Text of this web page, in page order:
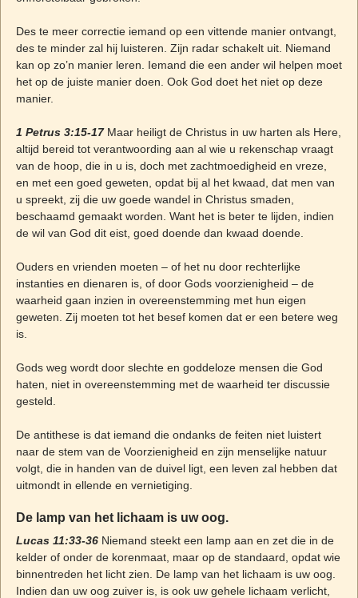
Des te meer correctie iemand op een vittende manier ontvangt,
des te minder zal hij luisteren. Zijn radar schakelt uit. Niemand
kan op zo’n manier leren. Iemand die een ander wil helpen moet
het op de juiste manier doen. Ook God doet het niet op deze
manier.
1 Petrus 3:15-17Maar heiligt de Christus in uw harten als Here,
altijd bereid tot verantwoording aan al wie u rekenschap vraagt
van de hoop, die in u is, doch met zachtmoedigheid en vreze,
en met een goed geweten, opdat bij al het kwaad, dat men van
u spreekt, zij die uw goede wandel in Christus smaden,
beschaamd gemaakt worden. Want het is beter te lijden, indien
de wil van God dit eist, goed doende dan kwaad doende.
Ouders en vrienden moeten – of het nu door rechterlijke
instanties en dienaren is, of door Gods voorzienigheid – de
waarheid gaan inzien in overeenstemming met hun eigen
geweten. Zij moeten tot het besef komen dat er een betere weg
is.
Gods weg wordt door slechte en goddeloze mensen die God
haten, niet in overeenstemming met de waarheid ter discussie
gesteld.
De antithese is dat iemand die ondanks de feiten niet luistert
naar de stem van de Voorzienigheid en zijn menselijke natuur
volgt, die in handen van de duivel ligt, een leven zal hebben dat
uitmondt in ellende en vernietiging.
De lamp van het lichaam is uw oog.
Lucas 11:33-36Niemand steekt een lamp aan en zet die in de
kelder of onder de korenmaat, maar op de standaard, opdat wie
binnentreden het licht zien. De lamp van het lichaam is uw oog.
Indien dan uw oog zuiver is, is ook uw gehele lichaam verlicht,